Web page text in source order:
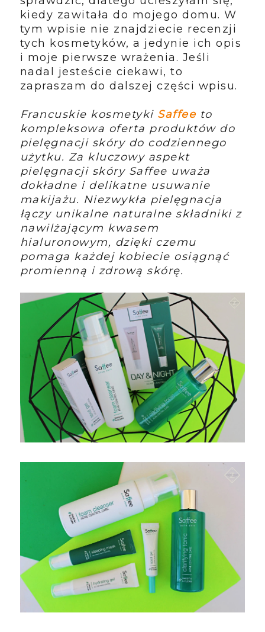
kiedy zawitała do mojego domu. W
tym wpisie nie znajdziecie recenzji
tych kosmetyków, a jedynie ich opis
i moje pierwsze wrażenia. Jeśli
nadal jesteście ciekawi, to
zapraszam do dalszej części wpisu.
Francuskie kosmetyki Saffeeto
kompleksowa oferta produktów do
pielęgnacji skóry do codziennego
użytku. Za kluczowy aspekt
pielęgnacji skóry Saffee uważa
dokładne i delikatne usuwanie
makijażu. Niezwykła pielęgnacja
łączy unikalne naturalne składniki z
nawilżającym kwasem
hialuronowym, dzięki czemu
pomaga każdej kobiecie osiągnąć
promienną i zdrową skórę.